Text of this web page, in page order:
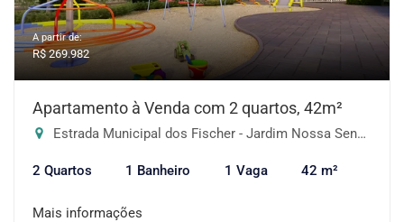
A partir de:
R$ 269.982
Apartamento à Venda com 2 quartos, 42m²
Estrada Municipal dos Fischer - Jardim Nossa Senhora das Graças, Cotia-SP
2 Quartos 1 Banheiro 1 Vaga 42 m²
Mais informações